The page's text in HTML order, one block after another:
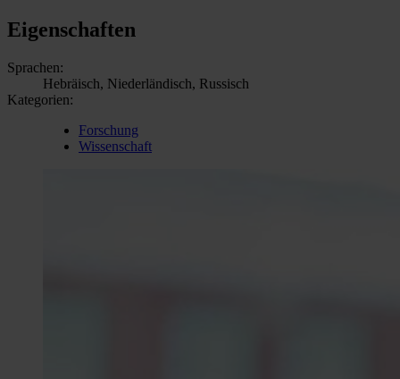
Eigenschaften
Sprachen:
Hebräisch, Niederländisch, Russisch
Kategorien:
Forschung
Wissenschaft